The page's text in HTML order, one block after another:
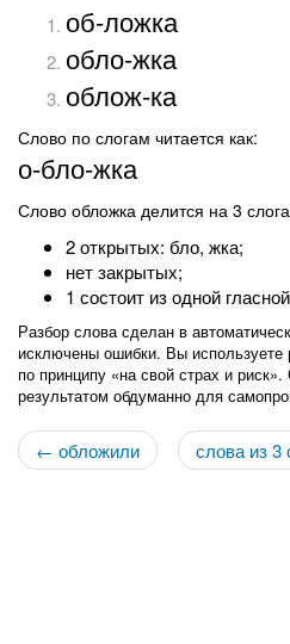
об-ложка
обло-жка
облож-ка
Слово по слогам читается как:
о-бло-жка
Слово обложка делится на 3
2 открытых: бло, жка;
нет закрытых;
1 состоит из одной
Разбор слова сделан в
исключены ошибки. Вы используете
по принципу «на свой страх и
результатом обдуманно для
← обложили слова из 3